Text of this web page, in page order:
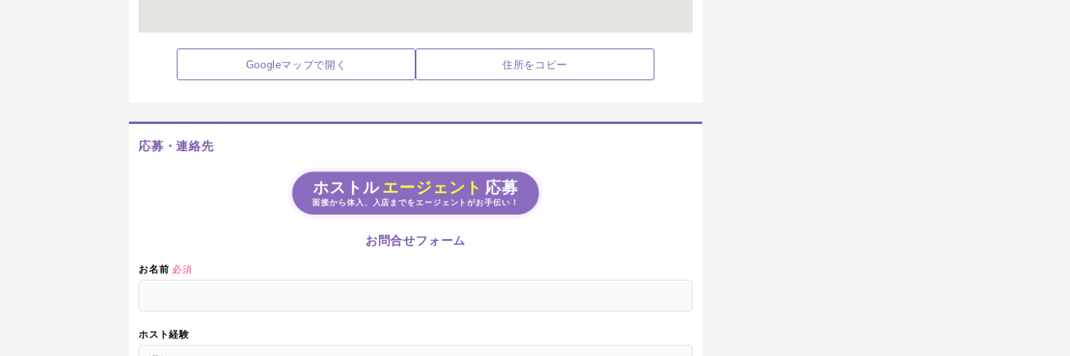
Googleマップで開く 住所をコピー
応募・連絡先
ホストル エージェント 応募
面接から体入、入店までをエージェントがお手伝い！
お問合せフォーム
お名前 必須
ホスト経験